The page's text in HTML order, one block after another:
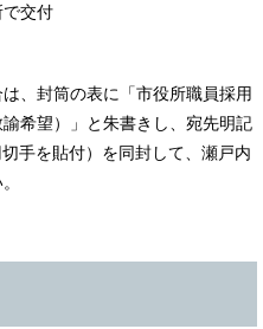
交付
、封筒の表に「市役所職員採用
希望）」と朱書きし、宛先明記
手を貼付）を同封して、瀬戸内